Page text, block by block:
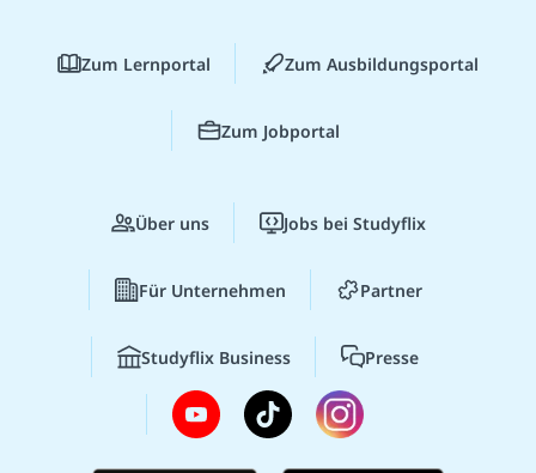
Zum Lernportal Zum Ausbildungsportal
Zum Jobportal
Über uns Jobs bei Studyflix
Für Unternehmen Partner
Studyflix Business Presse